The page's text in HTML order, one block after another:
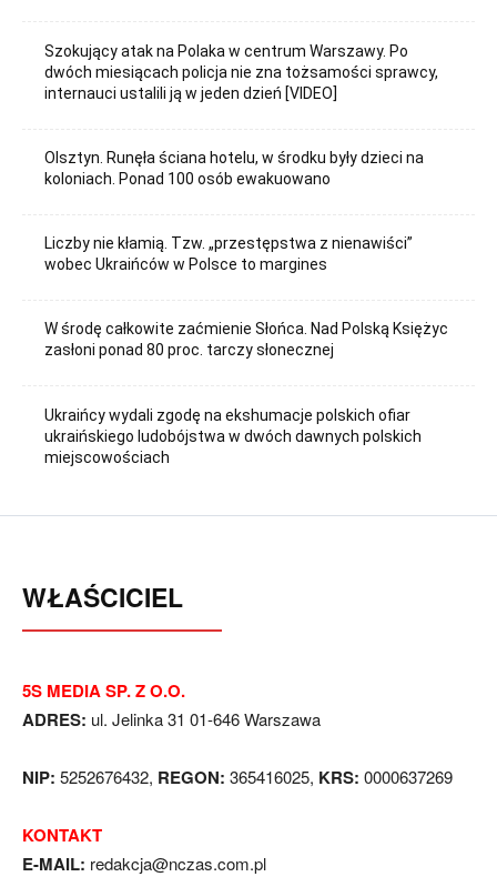
Szokujący atak na Polaka w centrum Warszawy. Po
dwóch miesiącach policja nie zna tożsamości sprawcy,
internauci ustalili ją w jeden dzień [VIDEO]
Olsztyn. Runęła ściana hotelu, w środku były dzieci na
koloniach. Ponad 100 osób ewakuowano
Liczby nie kłamią. Tzw. „przestępstwa z nienawiści”
wobec Ukraińców w Polsce to margines
W środę całkowite zaćmienie Słońca. Nad Polską Księżyc
zasłoni ponad 80 proc. tarczy słonecznej
Ukraińcy wydali zgodę na ekshumacje polskich ofiar
ukraińskiego ludobójstwa w dwóch dawnych polskich
miejscowościach
WŁAŚCICIEL
5S MEDIA SP. Z O.O.
ADRES: ul. Jelinka 31 01-646 Warszawa
NIP: 5252676432, REGON: 365416025, KRS: 0000637269
KONTAKT
E-MAIL: redakcja@nczas.com.pl